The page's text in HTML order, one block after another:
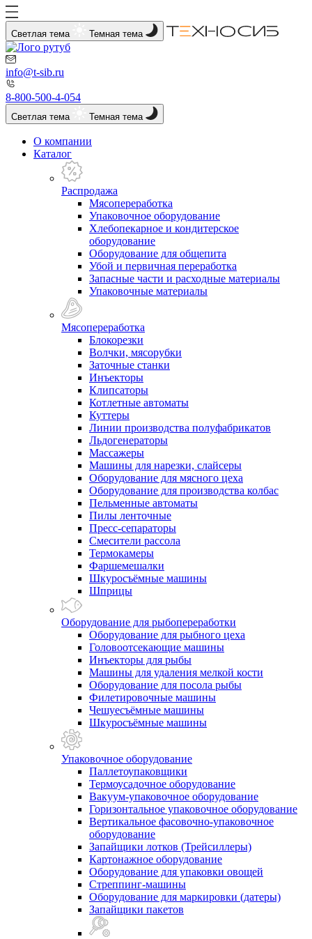
Светлая тема Темная тема
info@t-sib.ru
8-800-500-4-054
Светлая тема Темная тема
О компании
Каталог
Распродажа
Мясопереработка
Упаковочное оборудование
Хлебопекарное и кондитерское
оборудование
Оборудование для общепита
Убой и первичная переработка
Запасные части и расходные материалы
Упаковочные материалы
Мясопереработка
Блокорезки
Волчки, мясорубки
Заточные станки
Инъекторы
Клипсаторы
Котлетные автоматы
Куттеры
Линии производства полуфабрикатов
Льдогенераторы
Массажеры
Машины для нарезки, слайсеры
Оборудование для мясного цеха
Оборудование для производства колбас
Пельменные автоматы
Пилы ленточные
Пресс-сепараторы
Смесители рассола
Термокамеры
Фаршемешалки
Шкуросъёмные машины
Шприцы
Оборудование для рыбопереработки
Оборудование для рыбного цеха
Головоотсекающие машины
Инъекторы для рыбы
Машины для удаления мелкой кости
Оборудование для посола рыбы
Филетировочные машины
Чешуесъёмные машины
Шкуросъёмные машины
Упаковочное оборудование
Паллетоупаковщики
Термоусадочное оборудование
Вакуум-упаковочное оборудование
Горизонтальное упаковочное оборудование
Вертикальное фасовочно-упаковочное
оборудование
Запайщики лотков (Трейсиллеры)
Картонажное оборудование
Оборудование для упаковки овощей
Стреппинг-машины
Оборудование для маркировки (датеры)
Запайщики пакетов